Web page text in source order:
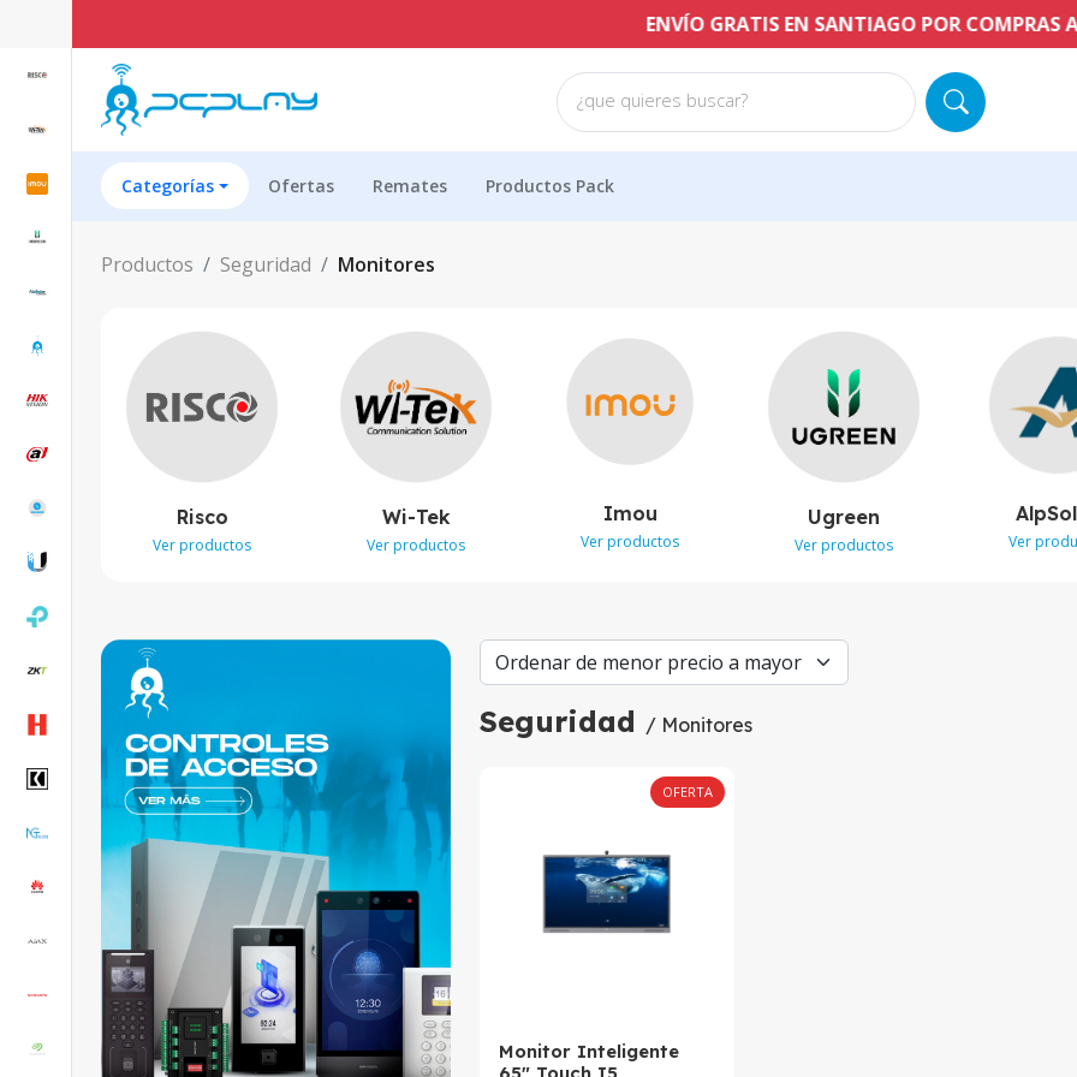
ENVÍO GRATIS EN SANTIAGO POR COMPRAS A
¿que quieres buscar?
Categorías Ofertas Remates Productos Pack
Productos Seguridad Monitores
Risco
Ver productos
Wi-Tek
Ver productos
Imou
Ver productos
Ugreen
Ver productos Ver
Seguridad / Monitores
OFERTA
Monitor Inteligente